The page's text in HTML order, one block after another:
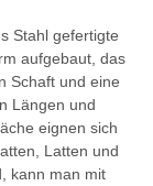
Stahl gefertigte
aufgebaut, das
Schaft und eine
Längen und
eignen sich
Latten und
kann man mit